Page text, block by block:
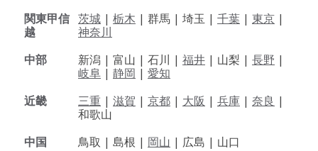
関東甲信
越
茨城 | 栃木 | 群馬 | 埼玉 | 千葉 | 東京 |
神奈川
中部
新潟 | 富山 | 石川 | 福井 | 山梨 | 長野 |
岐阜 | 静岡 | 愛知
近畿
三重 | 滋賀 | 京都 | 大阪 | 兵庫 | 奈良 |
和歌山
中国
鳥取 | 島根 | 岡山 | 広島 | 山口